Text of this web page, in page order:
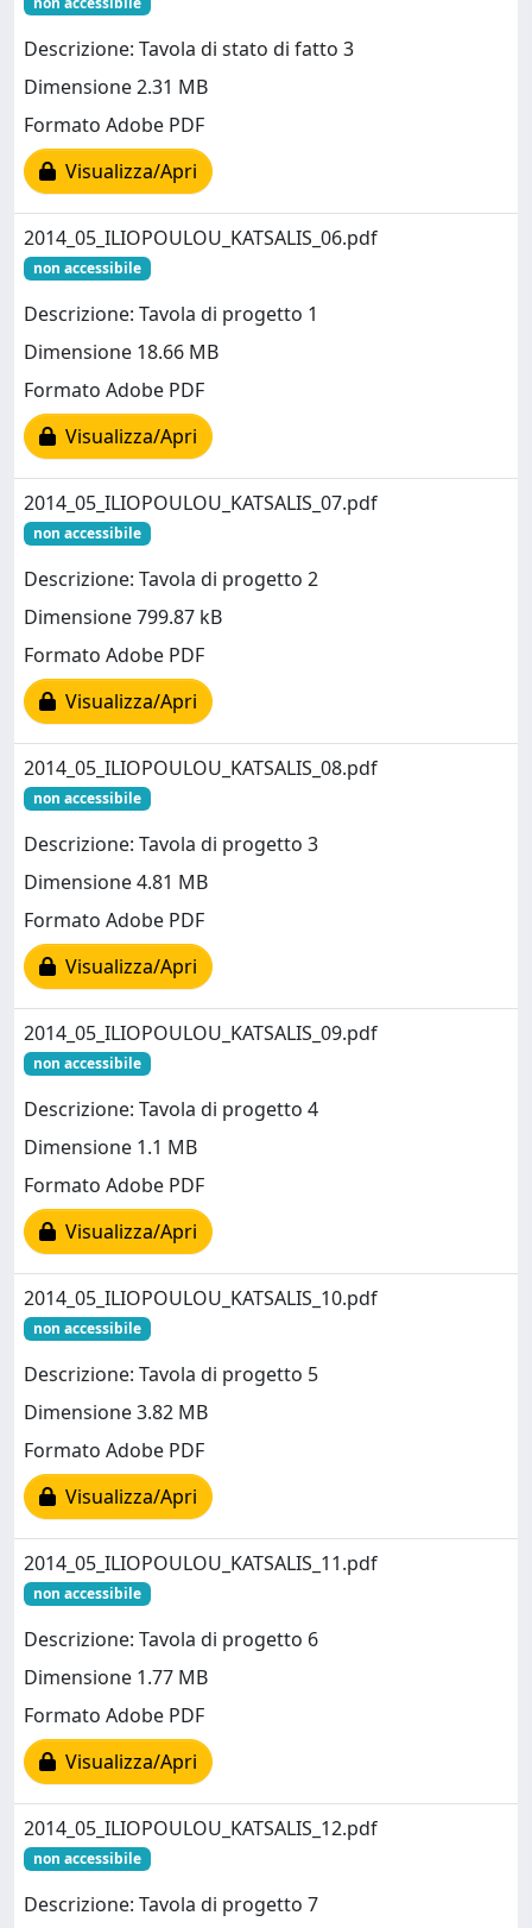
Descrizione: Tavola di stato di fatto 3
Dimensione 2.31 MB
Formato Adobe PDF
Visualizza/Apri
2014_05_ILIOPOULOU_KATSALIS_06.pdf
non accessibile
Descrizione: Tavola di progetto 1
Dimensione 18.66 MB
Formato Adobe PDF
Visualizza/Apri
2014_05_ILIOPOULOU_KATSALIS_07.pdf
non accessibile
Descrizione: Tavola di progetto 2
Dimensione 799.87 kB
Formato Adobe PDF
Visualizza/Apri
2014_05_ILIOPOULOU_KATSALIS_08.pdf
non accessibile
Descrizione: Tavola di progetto 3
Dimensione 4.81 MB
Formato Adobe PDF
Visualizza/Apri
2014_05_ILIOPOULOU_KATSALIS_09.pdf
non accessibile
Descrizione: Tavola di progetto 4
Dimensione 1.1 MB
Formato Adobe PDF
Visualizza/Apri
2014_05_ILIOPOULOU_KATSALIS_10.pdf
non accessibile
Descrizione: Tavola di progetto 5
Dimensione 3.82 MB
Formato Adobe PDF
Visualizza/Apri
2014_05_ILIOPOULOU_KATSALIS_11.pdf
non accessibile
Descrizione: Tavola di progetto 6
Dimensione 1.77 MB
Formato Adobe PDF
Visualizza/Apri
2014_05_ILIOPOULOU_KATSALIS_12.pdf
non accessibile
Descrizione: Tavola di progetto 7